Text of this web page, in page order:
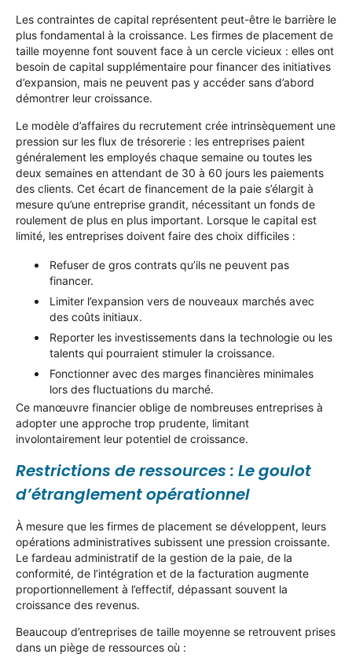
Les contraintes de capital représentent peut-être le barrière le
plus fondamental à la croissance. Les firmes de placement de
taille moyenne font souvent face à un cercle vicieux : elles ont
besoin de capital supplémentaire pour financer des initiatives
d’expansion, mais ne peuvent pas y accéder sans d’abord
démontrer leur croissance.
Le modèle d’affaires du recrutement crée intrinsèquement une
pression sur les flux de trésorerie : les entreprises paient
généralement les employés chaque semaine ou toutes les
deux semaines en attendant de 30 à 60 jours les paiements
des clients. Cet écart de financement de la paie s’élargit à
mesure qu’une entreprise grandit, nécessitant un fonds de
roulement de plus en plus important. Lorsque le capital est
limité, les entreprises doivent faire des choix difficiles :
Refuser de gros contrats qu’ils ne peuvent pas
financer.
Limiter l’expansion vers de nouveaux marchés avec
des coûts initiaux.
Reporter les investissements dans la technologie ou les
talents qui pourraient stimuler la croissance.
Fonctionner avec des marges financières minimales
lors des fluctuations du marché.
Ce manœuvre financier oblige de nombreuses entreprises à
adopter une approche trop prudente, limitant
involontairement leur potentiel de croissance.
Restrictions de ressources : Le goulot
d’étranglement opérationnel
À mesure que les firmes de placement se développent, leurs
opérations administratives subissent une pression croissante.
Le fardeau administratif de la gestion de la paie, de la
conformité, de l’intégration et de la facturation augmente
proportionnellement à l’effectif, dépassant souvent la
croissance des revenus.
Beaucoup d’entreprises de taille moyenne se retrouvent prises
dans un piège de ressources où :